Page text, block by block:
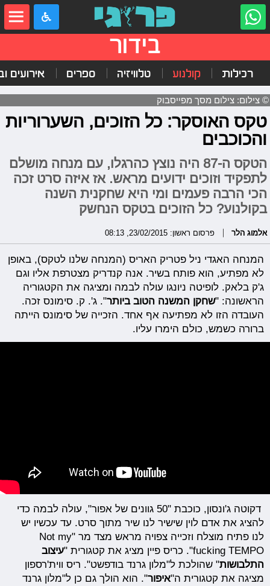
בידור
רכילות קולנוע טלוויזיה ספרים אירועים
© צילום: צילום מסך מפייסבוק
טקס האוסקר: כל הזוכים, השערוריות
והכוכבים
הטקס ה-87 היה נוצץ כהרגלו, עם מנחה מושלם
לתפקיד וזוכים ידועים מראש. אז איזה סרט זכה
הכי הרבה פעמים ומי היא שחקנית השנה
בקולנוע? כל הזוכים בטקס הנחשק
אלמוג הלר פרסום ראשון: 23/02/2015, 08:13
המנחה האגדי ניל פטריק האריס (המנחה שלנו לטקס), באופן
לא מפתיע, הוא פותח בשיר. אנה קנדריק מצטרפת אליו וגם
ג'ק בלאק. לופיטה ניונגו עולה לבמה ומציגה את הקטגוריה
הראשונה: "שחקן המשנה הטוב ביותר". ג'. ק. סימונס זכה.
העובדה הזו לא מפתיעה אף אחד. הזכייה של סימונס הייתה
ברורה כשמש, כולם הימרו עליו.
דקוטה ג'ונסון,
כוכבת "50 גוונים של אפור", עולה לבמה כדי
להציג את אדם לוין שישיר לנו שיר מתוך סרט. עד עכשיו יש
לנו פתיח מוצלח וזכייה צפויה מראש מצד מר "Not my
fucking TEMPO". כריס פיין מציג את קטגורית "
עיצוב
התלבושות" שהולכת ל"מלון גרנד בודפשט". ריס ווית'רספון
מציגה את קטגורית ה"איפור". הוא הולך גם כן ל"מלון גרנד